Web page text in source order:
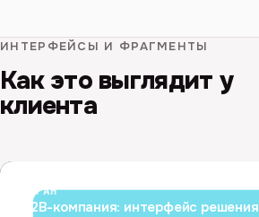
ИНТЕРФЕЙСЫ И ФРАГМЕНТЫ
Как это выглядит у
клиента
ЭКРАН
B2B-компания: интерфейс решения